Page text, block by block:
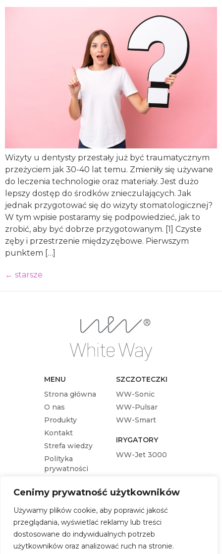
Cenimy prywatność użytkowników
Używamy plików cookie, aby poprawić jakość
przeglądania, wyświetlać reklamy lub treści
dostosowane do indywidualnych potrzeb
użytkowników oraz analizować ruch na stronie.
Wizyty u dentysty przestały już być traumatycznym
przeżyciem jak 30-40 lat temu. Zmieniły się używane
do leczenia technologie oraz materiały. Jest dużo
lepszy dostęp do środków znieczulających. Jak
jednak przygotować się do wizyty stomatologicznej?
W tym wpisie postaramy się podpowiedzieć, jak to
zrobić, aby być dobrze przygotowanym. [1] Czyste
zęby i przestrzenie międzyzębowe. Pierwszym
punktem […]
← starsze
MENU
Strona główna
O nas
Produkty
Kontakt
Strefa wiedzy
Polityka
prywatności
SZCZOTECZKI
WW-Sonic
WW-Pulsar
WW-Smart
IRYGATORY
WW-Jet 3000
KOŃCÓWKI
Końcówka wymienna WW-Sonic
Końcówka wymienna WW-Jet 3000
Końcówka wymienna WW-Smart